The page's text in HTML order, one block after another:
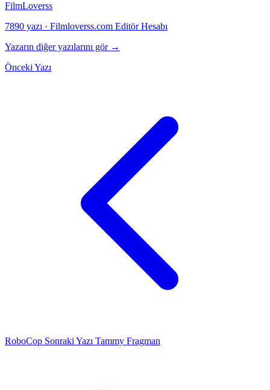
FilmLoverss
7890 yazı · Filmloverss.com Editör Hesabı
Yazarın diğer yazılarını gör →
Önceki Yazı
RoboCop Sonraki Yazı Tammy Fragman